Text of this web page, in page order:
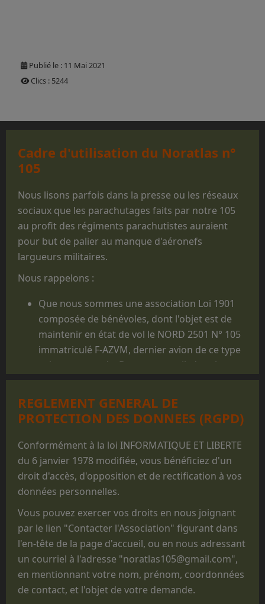
Publié le : 11 Mai 2021
Clics : 5244
Cadre d'utilisation du Noratlas n°
105
Nous lisons parfois dans la presse ou les réseaux
sociaux que les parachutages faits par notre 105
au profit des régiments parachutistes auraient
pour but de palier au manque d'aéronefs
largueurs militaires.
Nous rappelons :
Que nous sommes une association Loi 1901
composée de bénévoles, dont l'objet est de
maintenir en état de vol le NORD 2501 N° 105
immatriculé F-AZVM, dernier avion de ce type
volant au monde. De cet appareil, dont la
largués des milliers de jeunes gens, et il reste
un appareil mythique dans le monde du
parachutisme militaire.
Que les prestations faites au profit des
structures militaires des 3 Armées ne sont
réalisées que pour des parachutages
ponctuels exécutés lors de manifestations
commémorations, des anniversaires, des
"Journées Portes ouvertes", des journées des
familles, des baptêmes de promotion, des
fêtes d'unité ou pour des passations de
commandement.
Que le statut administratif de notre avion,
REGLEMENT GENERAL DE
PROTECTION DES DONNEES (RGPD)
Conformément à la loi INFORMATIQUE ET LIBERTE
du 6 janvier 1978 modifiée, vous bénéficiez d'un
droit d'accès, d'opposition et de rectification à vos
données personnelles.
Vous pouvez exercer vos droits en nous joignant
par le lien "Contacter l'Association" figurant dans
l'en-tête de la page d'accueil, ou en nous adressant
un courriel à l'adresse "noratlas105@gmail.com",
en mentionnant votre nom, prénom, coordonnées
de contact, et l'objet de votre demande.